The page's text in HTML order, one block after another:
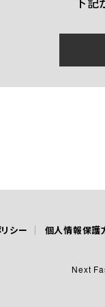
シー 個人情報保護
Next